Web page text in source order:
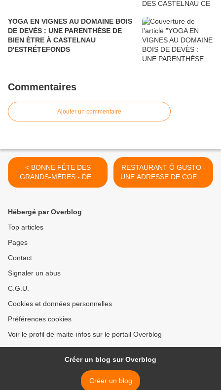
YOGA EN VIGNES AU DOMAINE BOIS
DE DEVÈS : UNE PARENTHÈSE DE
BIEN ÈTRE À CASTELNAU
D'ESTRÉTEFONDS
Commentaires
Ajouter un commentaire
< BONNE FÊTE DES
GRANDS-MÈRES - DES
ARRIÈRES-GRANDS-
MÈRES
RESTAURANT Ô GUSTO -
UNE ADRESSE DE COEUR
À CASTELNAU
Hébergé par Overblog
Top articles
Pages
Contact
Signaler un abus
C.G.U.
Cookies et données personnelles
Préférences cookies
Voir le profil de maite-infos sur le portail Overblog
Créer un blog sur Overblog
Créer un blog